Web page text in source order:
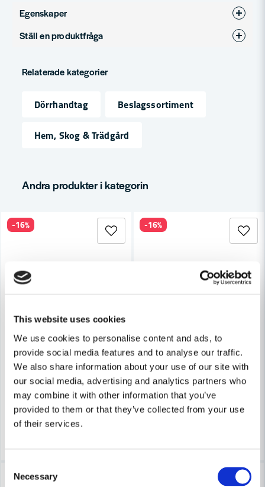
This website uses cookies
We use cookies to personalise content and ads, to
provide social media features and to analyse our traffic.
We also share information about your use of our site with
our social media, advertising and analytics partners who
may combine it with other information that you’ve
provided to them or that they’ve collected from your use
of their services.
Selection
Necessary
Egenskaper
Ytbehandling Rostfritt 316
Ställ en produktfråga
Fråga oss något om denna produkten...
Namn
Ja, ni får publicera min fråga
Skicka fråga
Relaterade kategorier
Dörrhandtag
Beslagssortiment
Hem, Skog & Trädgård
Andra produkter i kategorin
HABO
Habo Dörrhandtag Boston RFR SB
375 kr
316 kr
Finns i Webblager
-16%
HABO
Habo Dörrhandtag Chicago
375 kr
316 kr
Leveranstid ifrån leverantör ca
7-10 arbetsdagar
-16%
-16%